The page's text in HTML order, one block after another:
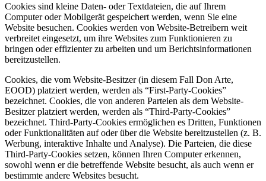
Cookies sind kleine Daten- oder Textdateien, die auf Ihrem
Computer oder Mobilgerät gespeichert werden, wenn Sie eine
Website besuchen. Cookies werden von Website-Betreibern weit
verbreitet eingesetzt, um ihre Websites zum Funktionieren zu
bringen oder effizienter zu arbeiten und um Berichtsinformationen
bereitzustellen.
Cookies, die vom Website-Besitzer (in diesem Fall Don Arte,
EOOD) platziert werden, werden als “First-Party-Cookies”
bezeichnet. Cookies, die von anderen Parteien als dem Website-
Besitzer platziert werden, werden als “Third-Party-Cookies”
bezeichnet. Third-Party-Cookies ermöglichen es Dritten, Funktionen
oder Funktionalitäten auf oder über die Website bereitzustellen (z. B.
Werbung, interaktive Inhalte und Analyse). Die Parteien, die diese
Third-Party-Cookies setzen, können Ihren Computer erkennen,
sowohl wenn er die betreffende Website besucht, als auch wenn er
bestimmte andere Websites besucht.